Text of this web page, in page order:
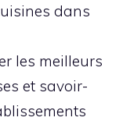
dans
les meilleurs
et savoir-